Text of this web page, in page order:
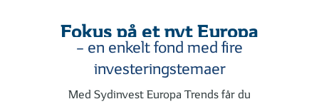
Fokus på et nyt Europa
– en enkelt fond med fire
investeringstemaer
Med Sydinvest Europa Trends får du